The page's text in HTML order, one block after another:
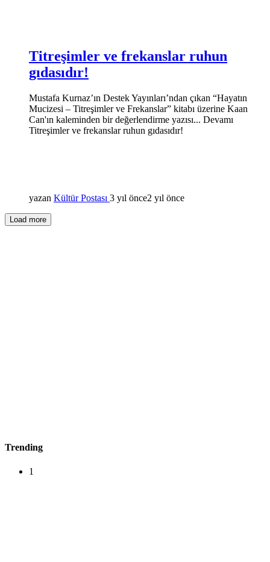
Titreşimler ve frekanslar ruhun
gıdasıdır!
Mustafa Kurnaz’ın Destek Yayınları’ndan çıkan “Hayatın
Mucizesi – Titreşimler ve Frekanslar” kitabı üzerine Kaan
Can'ın kaleminden bir değerlendirme yazısı... Devamı
Titreşimler ve frekanslar ruhun gıdasıdır!
yazan Kültür Postası 3 yıl önce2 yıl önce
Load more
Trending
1